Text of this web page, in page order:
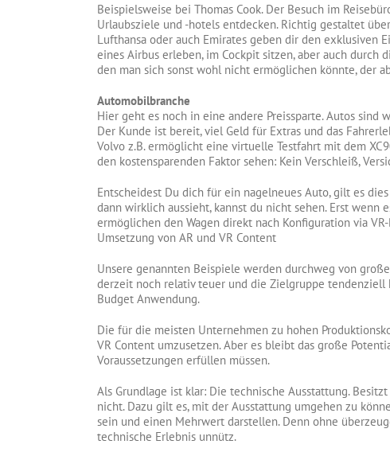
Beispielsweise bei Thomas Cook. Der Besuch im
Urlaubsziele und -hotels entdecken. Richtig gestaltet
Lufthansa oder auch Emirates geben dir den exklusiven
eines Airbus erleben, im Cockpit sitzen, aber auch durch
den man sich sonst wohl nicht ermöglichen könnte, der
Automobilbranche
Hier geht es noch in eine andere Preissparte. Autos
Der Kunde ist bereit, viel Geld für Extras und das
Volvo z.B. ermöglicht eine virtuelle Testfahrt mit dem
den kostensparenden Faktor sehen: Kein Verschleiß,
Entscheidest Du dich für ein nagelneues Auto, gilt es
dann wirklich aussieht, kannst du nicht sehen. Erst
ermöglichen den Wagen direkt nach Konfiguration via
Umsetzung von AR und VR Content
Unsere genannten Beispiele werden durchweg von
derzeit noch relativ teuer und die Zielgruppe
Budget Anwendung.
Die für die meisten Unternehmen zu hohen
VR Content umzusetzen. Aber es bleibt das große
Voraussetzungen erfüllen müssen.
Als Grundlage ist klar: Die technische Ausstattung.
nicht. Dazu gilt es, mit der Ausstattung umgehen zu
sein und einen Mehrwert darstellen. Denn ohne
technische Erlebnis unnütz.